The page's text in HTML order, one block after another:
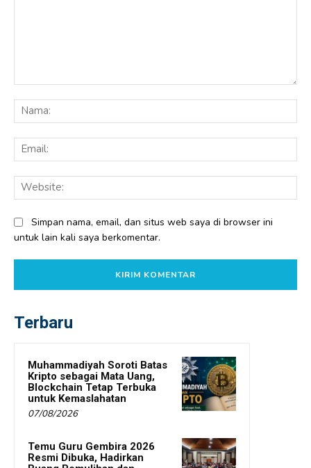
Simpan nama, email, dan situs web saya di browser ini
untuk lain kali saya berkomentar.
Terbaru
Muhammadiyah Soroti Batas
Kripto sebagai Mata Uang,
Blockchain Tetap Terbuka
untuk Kemaslahatan
07/08/2026
Temu Guru Gembira 2026
Resmi Dibuka, Hadirkan